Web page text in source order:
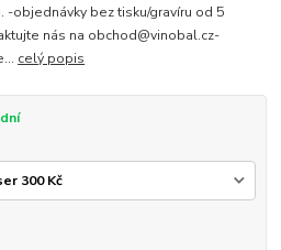
-objednávky bez tisku/gravíru od 5
nás na obchod@vinobal.cz-
celý popis